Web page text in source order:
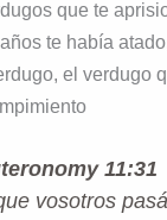
que te
te había
el verdugo
11:31
vosotros